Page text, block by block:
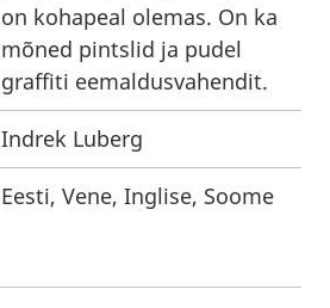
on kohapeal olemas. On ka
mõned pintslid ja pudel
graffiti eemaldusvahendit.
Indrek Luberg
Eesti, Vene, Inglise, Soome